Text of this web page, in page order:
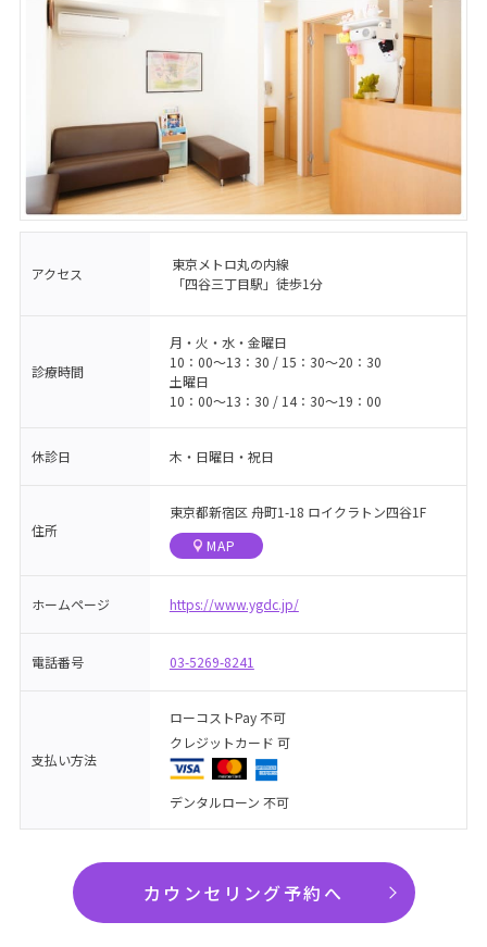
アクセス
東京メトロ丸の内線
「四谷三丁目駅」徒歩1分
診療時間
月・火・水・金曜日
10：00〜13：30 / 15：30〜20：30
土曜日
10：00〜13：30 / 14：30〜19：00
休診日 木・日曜日・祝日
住所
東京都新宿区 舟町1-18 ロイクラトン四谷1F
MAP
ホームページ https://www.ygdc.jp/
電話番号 03-5269-8241
支払い方法
ローコストPay 不可
クレジットカード 可
デンタルローン 不可
カウンセリング予約へ